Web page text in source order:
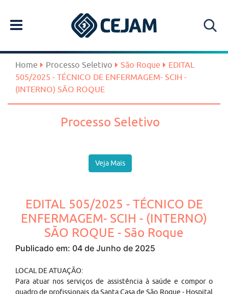
Home Processo Seletivo São Roque
EDITAL
505/2025 - TÉCNICO DE ENFERMAGEM- SCIH -
(INTERNO) SÃO ROQUE
Processo Seletivo
Veja Mais
EDITAL 505/2025 - TÉCNICO DE
ENFERMAGEM- SCIH - (INTERNO)
SÃO ROQUE - São Roque
Publicado em: 04 de Junho de 2025
LOCAL DE ATUAÇÃO:
Para atuar nos serviços de assistência à saúde e compor o
quadro de profissionais da Santa Casa de São Roque - Hospital